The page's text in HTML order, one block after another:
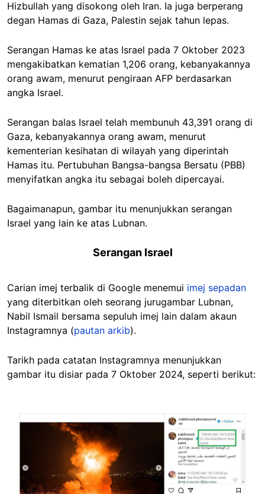
Hizbullah yang disokong oleh Iran. Ia juga berperang
degan Hamas di Gaza, Palestin sejak tahun lepas.
Serangan Hamas ke atas Israel pada 7 Oktober 2023
mengakibatkan kematian 1,206 orang, kebanyakannya
orang awam, menurut pengiraan AFP berdasarkan
angka Israel.
Serangan balas Israel telah membunuh 43,391 orang di
Gaza, kebanyakannya orang awam, menurut
kementerian kesihatan di wilayah yang diperintah
Hamas itu. Pertubuhan Bangsa-bangsa Bersatu (PBB)
menyifatkan angka itu sebagai boleh dipercayai.
Bagaimanapun, gambar itu menunjukkan serangan
Israel yang lain ke atas Lubnan.
Serangan Israel
Carian imej terbalik di Google menemui imej sepadan
yang diterbitkan oleh seorang jurugambar Lubnan,
Nabil Ismail bersama sepuluh imej lain dalam akaun
Instagramnya (pautan arkib).
Tarikh pada catatan Instagramnya menunjukkan
gambar itu disiar pada 7 Oktober 2024, seperti berikut:
Image